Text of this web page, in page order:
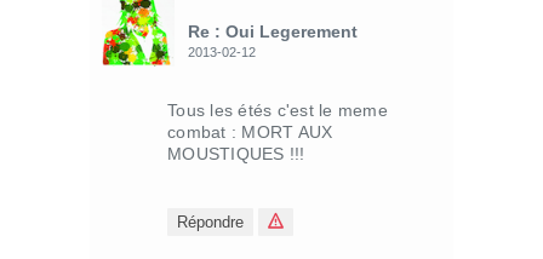
Re : Oui Legerement
2013-02-12
Tous les étés c'est le meme
combat : MORT AUX
MOUSTIQUES !!!
Répondre